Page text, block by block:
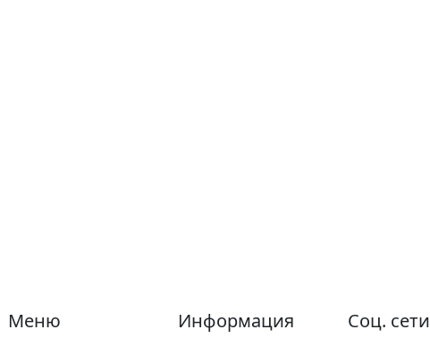
Меню Информация Соц. сети